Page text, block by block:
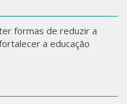
formas de reduzir a
a educação